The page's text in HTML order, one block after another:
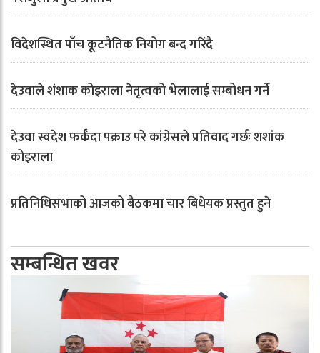
विदेशस्थित पाँच कूटनैतिक नियोग बन्द गरिँदै
देउवाले शंशाक कोइराला नेतृत्वको भेलालाई सम्बोधन गर्ने
देउवा स्वदेश फर्कँदा पक्राउ परे कांग्रेसले प्रतिवाद गर्छः शशांक
कोइराला
प्रतिनिधिसभाको आजको बैठकमा चार बिधेयक प्रस्तुत हुने
सम्बन्धित खवर